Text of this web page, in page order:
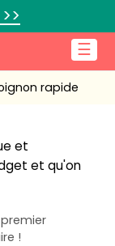
☰
rapide
et
et qu'on
!